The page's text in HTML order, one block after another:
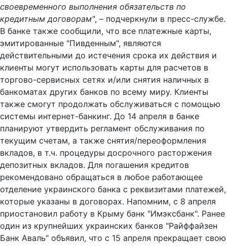
своевременного выполнения обязательств по
кредитным договорам", – подчеркнули в пресс-службе.
В банке также сообщили, что все платежные карты,
эмитированные "Пивденным", являются
действительными до истечения срока их действия и
клиенты могут использовать карты для расчетов в
торгово-сервисных сетях и/или снятия наличных в
банкоматах других банков по всему миру. Клиенты
также смогут продолжать обслуживаться с помощью
системы интернет-банкинг. До 14 апреля в банке
планируют утвердить регламент обслуживания по
текущим счетам, а также снятия/переоформления
вкладов, в т.ч. процедуры досрочного расторжения
депозитных вкладов. Для погашения кредитов
рекомендовано обращаться в любое работающее
отделение украинского банка с реквизитами платежей,
которые указаны в договорах. Напомним, с 8 апреля
приостановил работу в Крыму банк "Имэксбанк". Ранее
один из крупнейших украинских банков "Райффайзен
Банк Аваль" объявил, что с 15 апреля прекращает свою